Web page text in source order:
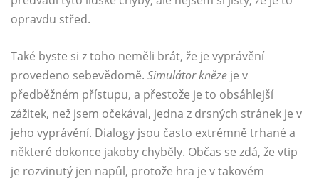
opravdu střed.
Také byste si z toho neměli brát, že je vyprávění
provedeno sebevědomě. Simulátor kněze je v
předběžném přístupu, a přestože je to obsáhlejší
zážitek, než jsem očekával, jedna z drsných stránek je v
jeho vyprávění. Dialogy jsou často extrémně trhané a
některé dokonce jakoby chyběly. Občas se zdá, že vtip
je rozvinutý jen napůl, protože hra je v takovém